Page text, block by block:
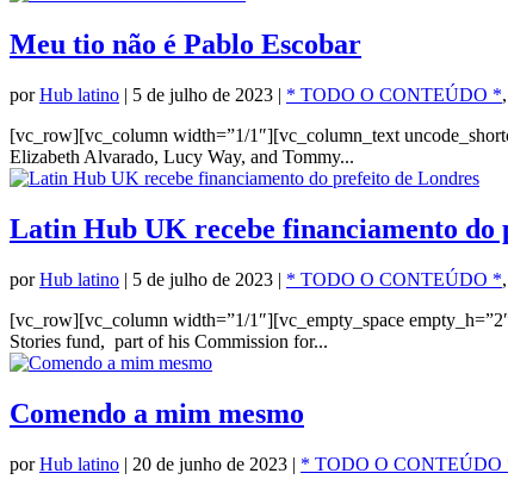
Meu tio não é Pablo Escobar
porHub latino | 5 de julho de 2023 | * TODO O CONTEÚDO *,
[vc_row][vc_column width=”1/1″][vc_column_text
Elizabeth Alvarado, Lucy Way, and Tommy...
Latin Hub UK recebe financiamento do
porHub latino | 5 de julho de 2023 | * TODO O CONTEÚDO *,
[vc_row][vc_column width=”1/1″][vc_empty_space
Stories fund, part of his Commission for...
Comendo a mim mesmo
porHub latino | 20 de junho de 2023 | * TODO O CONTEÚDO